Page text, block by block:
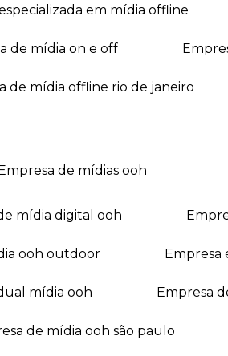
especializada em mídia offline
de mídia on e off
de mídia offline rio de janeiro
empresa de mídias ooh
mídia digital ooh
ooh outdoor
mídia ooh empresa
de mídia ooh são paulo